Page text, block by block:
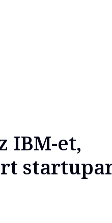
IBM-et,